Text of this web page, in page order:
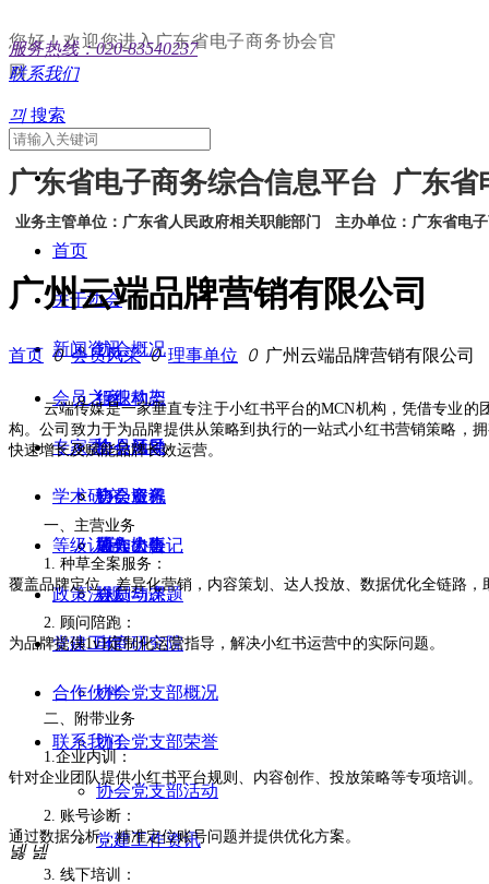
您好！欢迎您进入广东省电子商务协会官
网
服务热线：020-83540237
联系我们
끠 搜索
广东省电子商务综合信息平台 广东省
业务主管单位：广东省人民政府相关职能部门 主办单位：广东省电
首页
关于协会
协会概况
组织构架
协会领导
协会章程
协会大事记
新闻资讯
行业动态
协会活动
协会资讯
通知公告
会员之家
会员风采
会员服务
加入协会
会员动态
专家委
学术研究
著作出版
规划与课题
电商研究院
等级认定
政策法规
党建工作
协会党支部概况
协会党支部荣誉
协会党支部活动
党建工作资讯
合作伙伴
联系我们
广州云端品牌营销有限公司
首页 ꄲ 会员风采 ꄲ 理事单位 ꄲ 广州云端品牌营销有限公司
云端传媒是一家垂直专注于小红书平台的MCN机构，凭借专业
构。公司致力于为品牌提供从策略到执行的一站式小红书营销策略，
快速增长及赋能品牌长效运营。
一、主营业务
1. 种草全案服务：
覆盖品牌定位、差异化营销，内容策划、达人投放、数据优化全链路
2. 顾问陪跑：
为品牌提供1v1定制化运营指导，解决小红书运营中的实际问题。
二、附带业务
1.企业内训：
针对企业团队提供小红书平台规则、内容创作、投放策略等专项培训。
2. 账号诊断：
通过数据分析，精准定位账号问题并提供优化方案。
3. 线下培训：
넳 넲